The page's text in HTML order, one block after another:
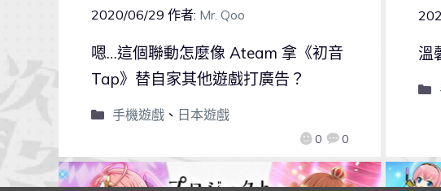
2020/06/29 作者: Mr. Qoo
0 0
嗯…這個聯動怎麼像 Ateam 拿《初音
Tap》替自家其他遊戲打廣告？
手機遊戲、 日本遊戲
溫